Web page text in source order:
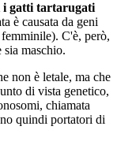
i gatti tartarugati
è causata da geni
C'è, però,
sia maschio.
non è letale, ma che
di vista genetico,
chiamata
quindi portatori di